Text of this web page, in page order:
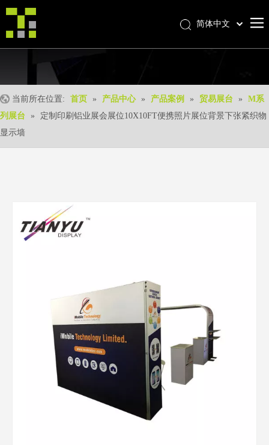
产品中心
产品形成
我们的优势
简体中文
日本語
Pусский
Português
当前所在位置: 首页 » 产品中心 » 产品案例 » 贸易展台 »
M系
列展台
»
定制印刷铝业展会展位10X10FT便携照片展位背景下张紧织物
显示墙